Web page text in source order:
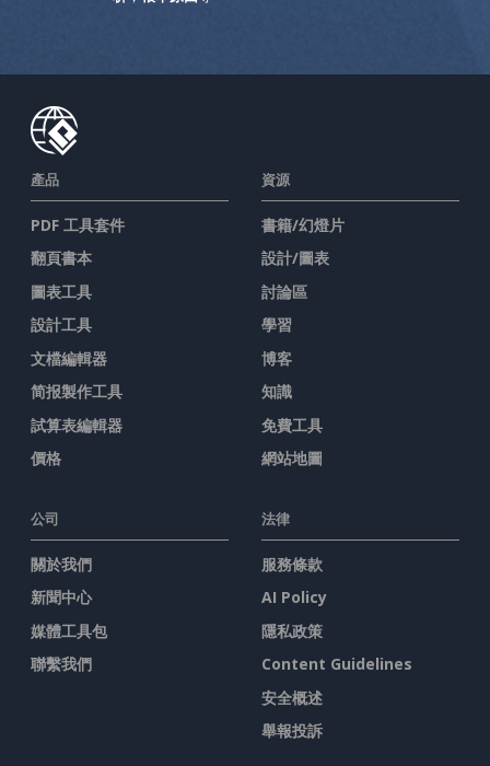
產品
PDF 工具套件
翻頁書本
圖表工具
設計工具
文檔編輯器
简报製作工具
試算表編輯器
價格
資源
書籍/幻燈片
設計/圖表
討論區
學習
博客
知識
免費工具
網站地圖
公司
關於我們
新聞中心
媒體工具包
聯繫我們
法律
服務條款
AI Policy
隱私政策
Content Guidelines
安全概述
舉報投訴